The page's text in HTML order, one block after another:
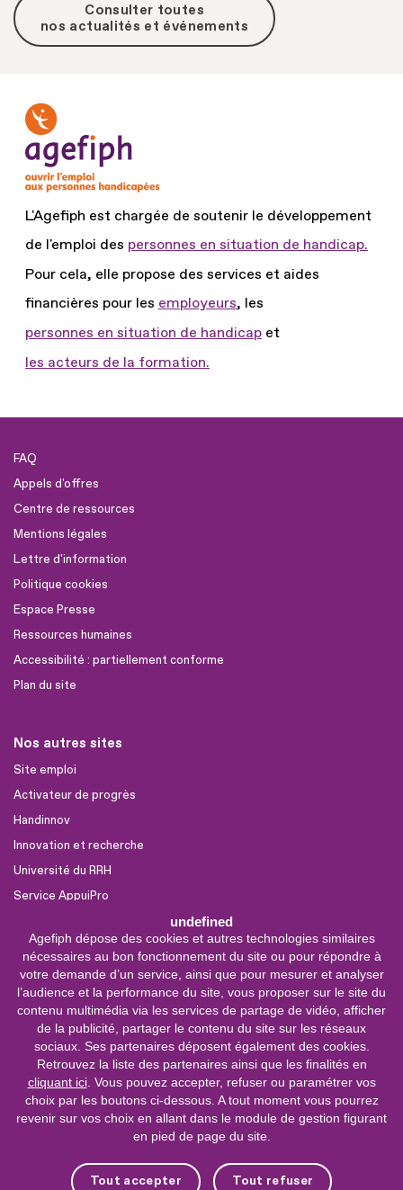
undefined
Agefiph dépose des cookies et autres technologies similaires
nécessaires au bon fonctionnement du site ou pour répondre à
votre demande d’un service, ainsi que pour mesurer et analyser
l’audience et la performance du site, vous proposer sur le site du
contenu multimédia via les services de partage de vidéo, afficher
de la publicité, partager le contenu du site sur les réseaux
sociaux. Ses partenaires déposent également des cookies.
Retrouvez la liste des partenaires ainsi que les finalités en
cliquant ici. Vous pouvez accepter, refuser ou paramétrer vos
choix par les boutons ci-dessous. A tout moment vous pourrez
revenir sur vos choix en allant dans le module de gestion figurant
en pied de page du site.
Tout accepter Tout refuser
Consulter toutes
nos actualités et événements
L'Agefiph est chargée de soutenir le développement
de l'emploi des personnes en situation de handicap.
Pour cela, elle propose des services et aides
financières pour les employeurs, les
personnes en situation de handicap et
les acteurs de la formation.
FAQ
Appels d'offres
Centre de ressources
Mentions légales
Lettre d'information
Politique cookies
Espace Presse
Ressources humaines
Accessibilité : partiellement conforme
Plan du site
Nos autres sites
Site emploi
Activateur de progrès
Handinnov
Innovation et recherche
Université du RRH
Service AppuiPro
Nous suivre
Youtube
Linkedin
Facebook
0 800 11 10 09
Service &
appel gratuits
Nous contacter